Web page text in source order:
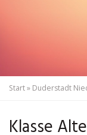
Start» Duderstadt
Klasse